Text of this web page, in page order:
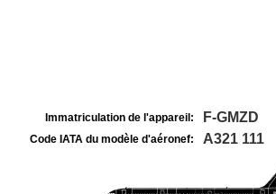
Immatriculation de l'appareil: F-GMZD
Code IATA du modèle d'aéronef: A321 111